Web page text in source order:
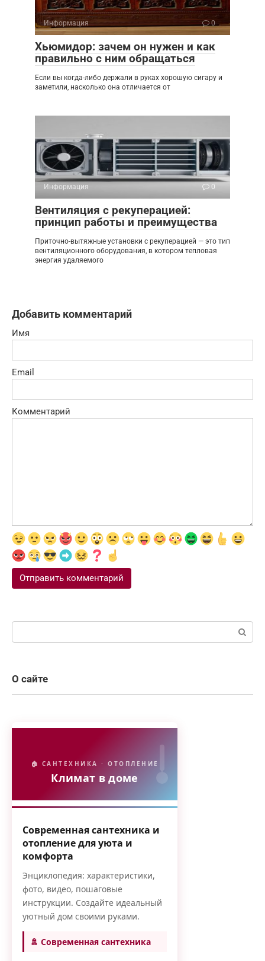
Информация 0
Хьюмидор: зачем он нужен и как
правильно с ним обращаться
Если вы когда-либо держали в руках хорошую сигару и
заметили, насколько она отличается от
Информация 0
Вентиляция с рекуперацией:
принцип работы и преимущества
Приточно-вытяжные установки с рекуперацией — это тип
вентиляционного оборудования, в котором тепловая
энергия удаляемого
Добавить комментарий
Имя
Email
Комментарий
Поиск:
О сайте
🏠 САНТЕХНИКА · ОТОПЛЕНИЕ
Климат в доме
Современная сантехника и
отопление для уюта и
комфорта
Энциклопедия: характеристики,
фото, видео, пошаговые
инструкции. Создайте идеальный
уютный дом своими руками.
🚿 Современная сантехника